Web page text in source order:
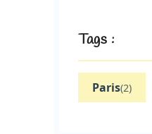
Tags :
Paris(2)